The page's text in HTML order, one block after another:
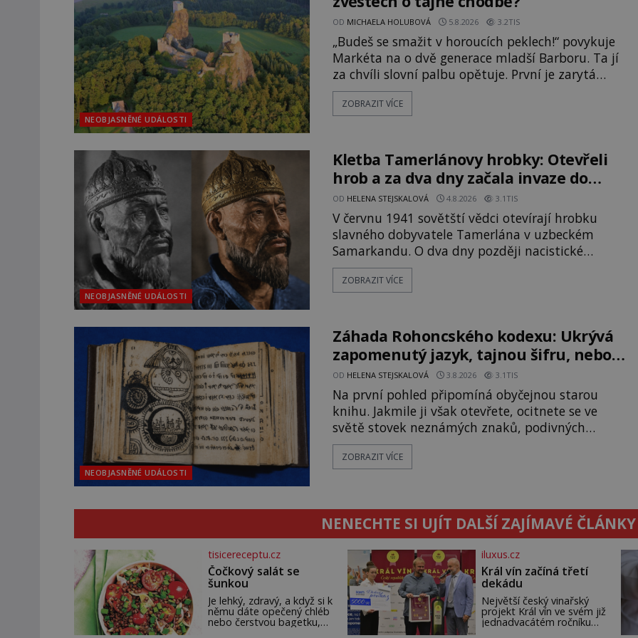
NEOBJASNĚNÉ UDÁLOSTI
OD MICHAELA HOLUBOVÁ 5.8.2026 3.2TIS
„Budeš se smažit v horoucích peklech!“ povykuje
Markéta na o dvě generace mladší Barboru. Ta jí
za chvíli slovní palbu opětuje. První je zarytá
katolička, druhá přesvědčená kališnice. A každá z
nich se usídlí na jedné z věží slavného hradu
manželku má skutečně jistou
ZOBRAZIT VÍCE
NEOBJASNĚNÉ UDÁLOSTI
Kletba Tamerlánovy hrobky: Otevřeli
hrob a za dva dny začala invaze do
SSSR. Náhoda, nebo varování?
OD HELENA STEJSKALOVÁ 4.8.2026 3.1TIS
V červnu 1941 sovětští vědci otevírají hrobku
slavného dobyvatele Tamerlána v uzbeckém
Samarkandu. O dva dny později nacistické
Německo zahajuje operaci Barbarossa a napadá
Sovětský svaz. Shoda dat je natolik zarážející, že
fascinující souhru okolností? Když antropolog
Michail Gerasimov (1907-1970) a
ZOBRAZIT VÍCE
NEOBJASNĚNÉ UDÁLOSTI
Záhada Rohoncského kodexu: Ukrývá
zapomenutý jazyk, tajnou šifru, nebo
mistrovský podvrh?
OD HELENA STEJSKALOVÁ 3.8.2026 3.1TIS
Na první pohled připomíná obyčejnou starou
knihu. Jakmile ji však otevřete, ocitnete se ve
světě stovek neznámých znaků, podivných
ilustrací a textu, který už téměř dvě století
vzdoruje všem pokusům o rozluštění. Rohoncský
napsal, kdy vznikl ani co vlastně vypráví.
Rohoncský kodex se poprvé objevuje v roce
ZOBRAZIT VÍCE
NENECHTE SI UJÍT DALŠÍ ZAJÍMAVÉ ČLÁNKY
tisicereceptu.cz
Čočkový salát se
šunkou
Je lehký, zdravý, a když si k
němu dáte opečený chléb
nebo čerstvou bagetku,
iluxus.cz
Král vín začíná třetí
dekádu
Největší český vinařský
projekt Král vín ve svém již
jednadvacátém ročníku